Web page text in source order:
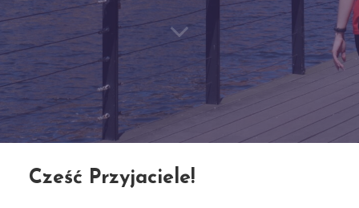
Cześć Przyjaciele!